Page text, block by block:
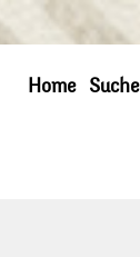
Home Suche